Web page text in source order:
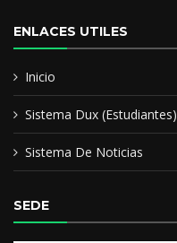
ENLACES UTILES
Inicio
Sistema Dux (Estudiantes)
Sistema De Noticias
SEDE